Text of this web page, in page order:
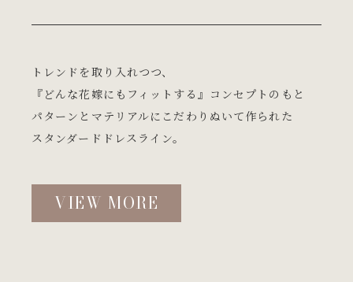
トレンドを取り入れつつ、
『どんな花嫁にもフィットする』コンセプトのもと
パターンとマテリアルにこだわりぬいて作られた
スタンダードドレスライン。
VIEW MORE